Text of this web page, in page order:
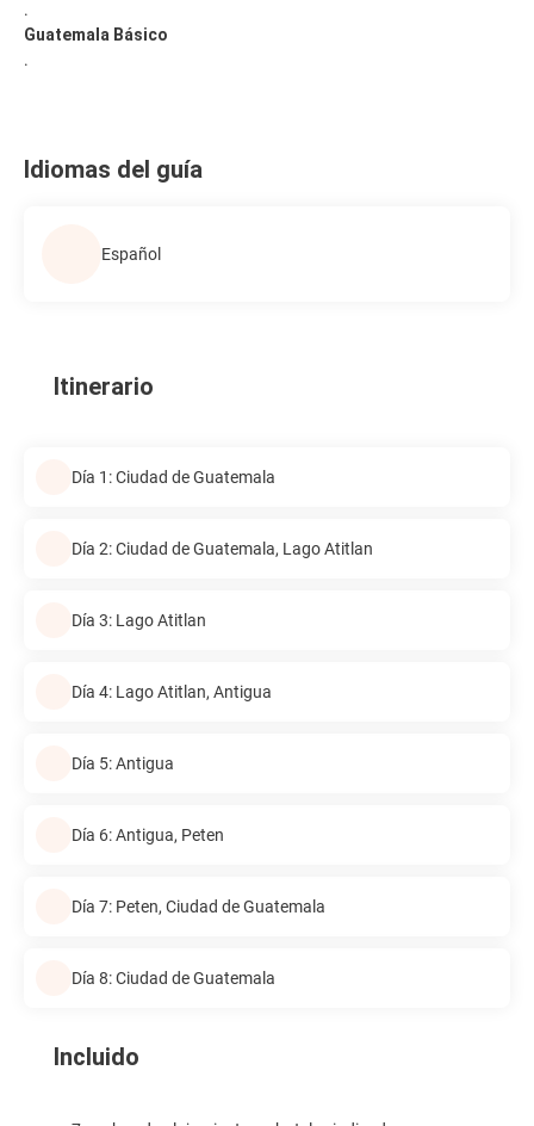
.
Guatemala Básico
.
Idiomas del guía
Español
Itinerario
Día 1: Ciudad de Guatemala
Día 2: Ciudad de Guatemala, Lago Atitlan
Día 3: Lago Atitlan
Día 4: Lago Atitlan, Antigua
Día 5: Antigua
Día 6: Antigua, Peten
Día 7: Peten, Ciudad de Guatemala
Día 8: Ciudad de Guatemala
Incluido